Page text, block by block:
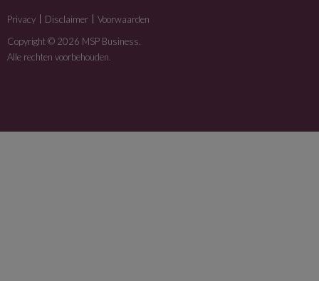
Privacy Disclaimer
Voorwaarden
Copyright © 2026 MSP Business.
Alle rechten voorbehouden.